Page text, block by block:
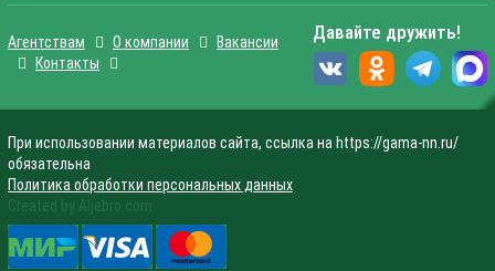
Агентствам О компании
Вакансии
Контакты
Давайте дружить!
При использовании материалов сайта, ссылка на https://gama-nn.ru/
обязательна
Политика обработки персональных данных
Created by Aljebro.com